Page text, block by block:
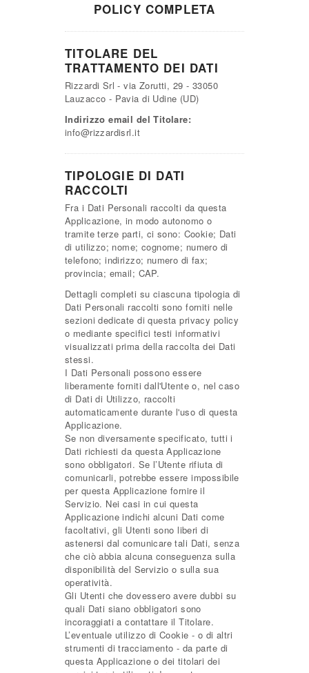
POLICY COMPLETA
TITOLARE DEL
TRATTAMENTO DEI DATI
Rizzardi Srl - via Zorutti, 29 - 33050
Lauzacco - Pavia di Udine (UD)
Indirizzo email del Titolare:
info@rizzardisrl.it
TIPOLOGIE DI DATI
RACCOLTI
Fra i Dati Personali raccolti da questa
Applicazione, in modo autonomo o
tramite terze parti, ci sono: Cookie; Dati
di utilizzo; nome; cognome; numero di
telefono; indirizzo; numero di fax;
provincia; email; CAP.
Dettagli completi su ciascuna tipologia di
Dati Personali raccolti sono forniti nelle
sezioni dedicate di questa privacy policy
o mediante specifici testi informativi
visualizzati prima della raccolta dei Dati
stessi.
I Dati Personali possono essere
liberamente forniti dall'Utente o, nel caso
di Dati di Utilizzo, raccolti
automaticamente durante l'uso di questa
Applicazione.
Se non diversamente specificato, tutti i
Dati richiesti da questa Applicazione
sono obbligatori. Se l’Utente rifiuta di
comunicarli, potrebbe essere impossibile
per questa Applicazione fornire il
Servizio. Nei casi in cui questa
Applicazione indichi alcuni Dati come
facoltativi, gli Utenti sono liberi di
astenersi dal comunicare tali Dati, senza
che ciò abbia alcuna conseguenza sulla
disponibilità del Servizio o sulla sua
operatività.
Gli Utenti che dovessero avere dubbi su
quali Dati siano obbligatori sono
incoraggiati a contattare il Titolare.
L’eventuale utilizzo di Cookie - o di altri
strumenti di tracciamento - da parte di
questa Applicazione o dei titolari dei